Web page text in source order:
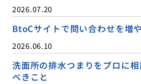
2026.07.20
BtoCサイトで問い合わせを増
2026.06.10
洗面所の排水つまりをプロに
べきこと